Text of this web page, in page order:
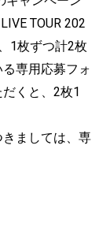
TOUR 202
1枚ずつ計2枚
専用応募フォ
くと、2枚1
ましては、 専